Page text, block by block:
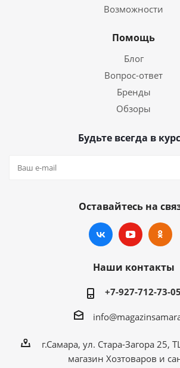
Возможности
Помощь
Блог
Вопрос-ответ
Бренды
Обзоры
Будьте всегда в
Оставайтесь на
Наши контакты
+7-927-712-73-05
г.Самара, ул. Стара-Загора 25,
магазин Хозтоваров и